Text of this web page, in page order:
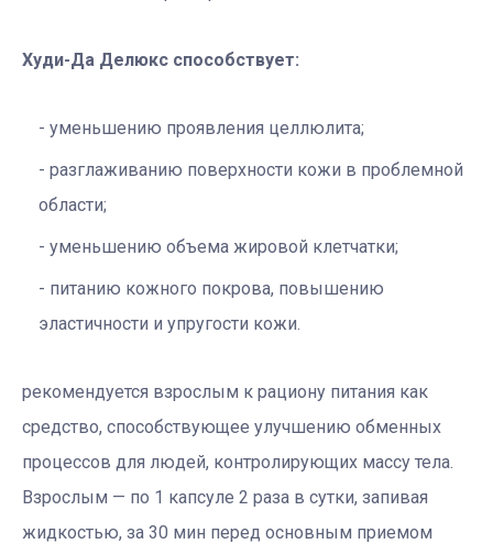
Худи-Да Делюкс способствует:
уменьшению проявления целлюлита;
разглаживанию поверхности кожи в проблемной
области;
уменьшению объема жировой клетчатки;
питанию кожного покрова, повышению
эластичности и упругости кожи.
рекомендуется взрослым к рациону питания как
средство, способствующее улучшению обменных
процессов для людей, контролирующих массу тела.
Взрослым — по 1 капсуле 2 раза в сутки, запивая
жидкостью, за 30 мин перед основным приемом